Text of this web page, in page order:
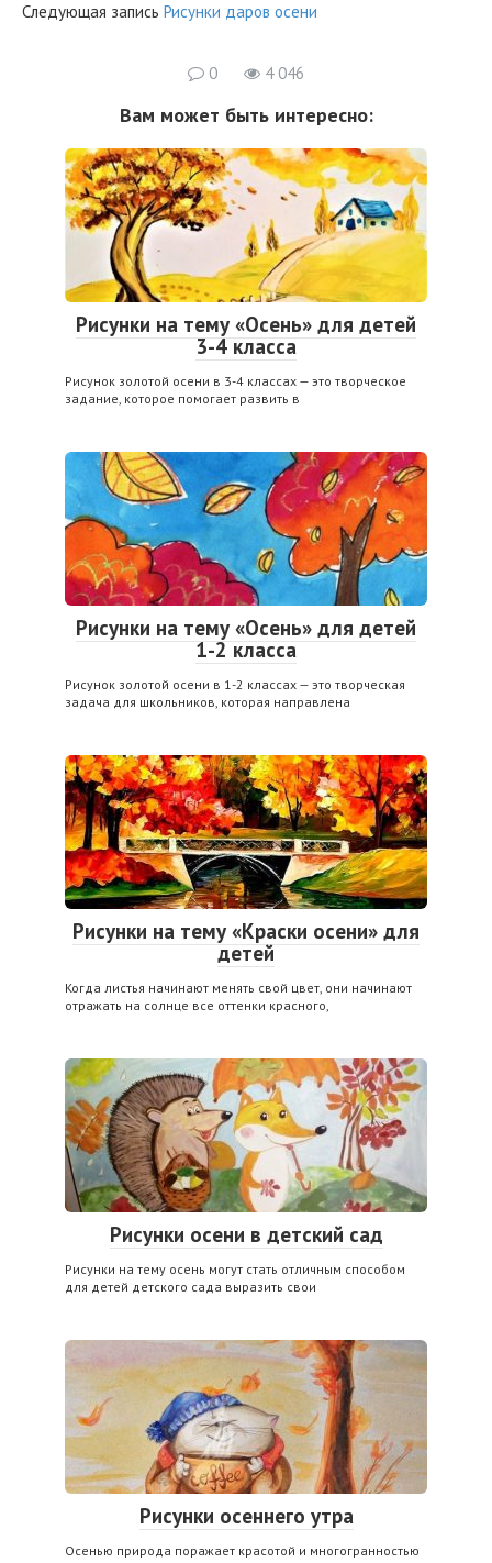
Следующая запись Рисунки даров осени
0 4 046
Вам может быть интересно:
Рисунки на тему «Осень» для детей
3-4 класса
Рисунок золотой осени в 3-4 классах — это творческое
задание, которое помогает развить в
Рисунки на тему «Осень» для детей
1-2 класса
Рисунок золотой осени в 1-2 классах — это творческая
задача для школьников, которая направлена
Рисунки на тему «Краски осени» для
детей
Когда листья начинают менять свой цвет, они начинают
отражать на солнце все оттенки красного,
Рисунки осени в детский сад
Рисунки на тему осень могут стать отличным способом
для детей детского сада выразить свои
Рисунки осеннего утра
Осенью природа поражает красотой и многогранностью